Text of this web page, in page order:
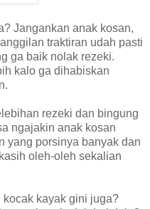
Jangankan anak kosan,
traktiran udah pasti
ga baik nolak rezeki.
kalo ga dihabiskan
rezeki dan bingung
ngajakin anak kosan
yang porsinya banyak dan
oleh-oleh sekalian
kayak gini juga?